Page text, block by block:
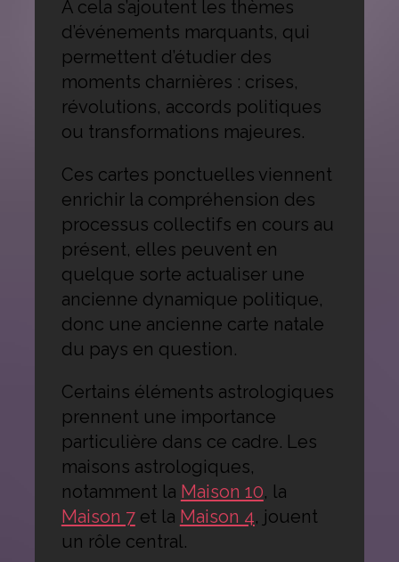
À cela s’ajoutent les thèmes
d’événements marquants, qui
permettent d’étudier des
moments charnières : crises,
révolutions, accords politiques
ou transformations majeures.
Ces cartes ponctuelles viennent
enrichir la compréhension des
processus collectifs en cours au
présent, elles peuvent en
quelque sorte actualiser une
ancienne dynamique politique,
donc une ancienne carte natale
du pays en question.
Certains éléments astrologiques
prennent une importance
particulière dans ce cadre. Les
maisons astrologiques,
notamment la Maison 10, la
Maison 7et la Maison 4, jouent
un rôle central.